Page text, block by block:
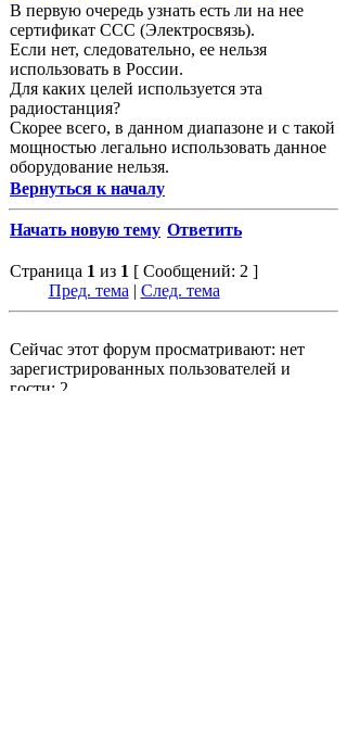
В первую очередь узнать есть ли на нее
сертификат ССС (Электросвязь).
Если нет, следовательно, ее нельзя
использовать в России.
Для каких целей используется эта
радиостанция?
Скорее всего, в данном диапазоне и с такой
мощностью легально использовать данное
оборудование нельзя.
Вернуться к началу
Начать новую тему Ответить
Страница 1 из 1 [ Сообщений: 2 ]
Пред. тема | След. тема
Сейчас этот форум просматривают: нет
зарегистрированных пользователей и
гости: 2